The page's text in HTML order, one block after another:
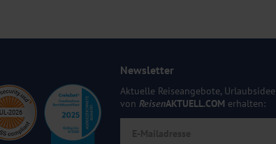
Newsletter
Aktuelle Reiseangebote,
von ReisenAKTUELL.COM erhalten: